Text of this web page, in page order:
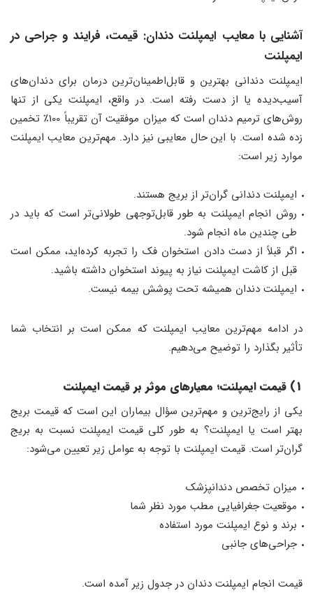
آشنایی با معایب ایمپلنت دندان: قیمت، فرایند و جراحی در
ایمپلنت
ایمپلنت‌ دندانی بهترین و قابل‌اطمینان‌ترین درمان برای دندان‌های
آسیب‌دیده یا از دست رفته است. در واقع، ایمپلنت یکی از تنها
روش‌های ترمیم دندان است که میزان موفقیت آن تقریباً 100٪ تخمین
زده شده است. با این حال معایبی نیز دارد. مهم‌ترین معایب ایمپلنت
موارد زیر است:
ایمپلنت‌ دندانی گران‌تر از بریج هستند.
روش انجام ایمپلنت به طور قابل‌توجهی طولانی‌تر است که باید در
طی چندین ماه انجام شود.
اگر قبلاً از دست دادن استخوان فک را تجربه کرده‌اید، ممکن است
قبل از کاشت ایمپلنت نیاز به پیوند استخوان داشته باشید.
ایمپلنت دندان همیشه تحت پوشش بیمه نیست.
در ادامه مهم‌ترین معایب ایمپلنت که ممکن است بر انتخاب شما
تأثیر بگذارد را توضیح می‌دهیم.
1) قیمت ایمپلنت؛ معیارهای موثر بر قیمت ایمپلنت
یکی از رایج‌ترین و مهم‌ترین سؤال بیماران این است که قیمت بریج
بهتر است یا ایمپلنت؟ به طور کلی قیمت ایمپلنت نسبت به بریج
گران‌تر است. قیمت ایمپلنت با توجه به عوامل زیر تعیین می‌شود:
میزان تخصص دندانپزشک
موقعیت جغرافیایی مطب مورد نظر شما
برند و نوع ایمپلنت مورد استفاده
جراحی‌های جانبی
قیمت انجام ایمپلنت دندان در جدول زیر آمده است.